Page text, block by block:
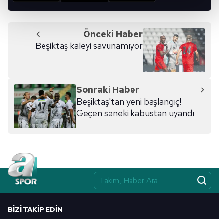
kalemimiz olduğunu sizlere hatırlatmak isteriz.
takdirde, kullanıcılara hedefli reklamlar
gösterilmeyecektir."
Sizlere daha iyi bir hizmet sunabilmek için İnternet
Sitemizde kendimize ve üçüncü kişilere ait çerezler
kullanılmaktadır. Bu çerezler vasıtasıyla çeşitli kişisel
verileriniz işlenmekte olup gerekli olan çerezler bilgi
toplumu hizmetlerinin sunulması amacıyla
reklam/pazarlama faaliyetlerinin yapılması, amaçlarıyla
sınırlı olarak açık rızanız dahilinde kullanılacaktır.
Çerezlere ilişkin tercihlerinizi aşağıda yer alan panel
için Ayarlar butonuna tıklayabilir,
Önceki Haber
Beşiktaş kaleyi savunamıyor
Sonraki Haber
Beşiktaş'tan yeni başlangıç!
Geçen seneki kabustan uyandı
BIZI TAKIP EDIN